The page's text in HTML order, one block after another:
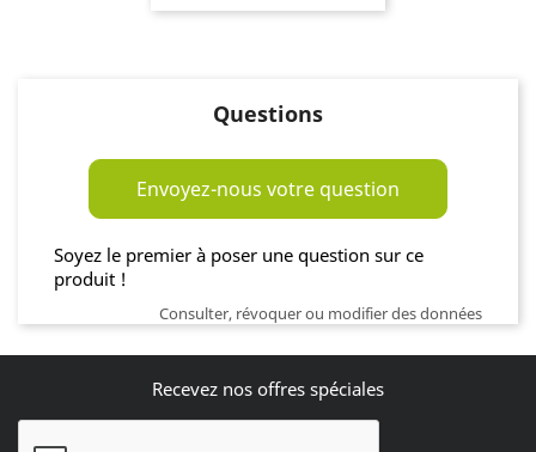
Questions
Envoyez-nous votre question
Soyez le premier à poser une question sur ce
produit !
Consulter, révoquer ou modifier des données
Recevez nos offres spéciales